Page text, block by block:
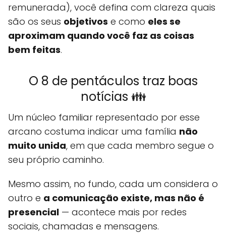
remunerada), você defina com clareza quais
são os seus objetivos e como eles se
aproximam quando você faz as coisas
bem feitas.
O 8 de pentáculos traz boas
notícias 👪
Um núcleo familiar representado por esse
arcano costuma indicar uma família não
muito unida, em que cada membro segue o
seu próprio caminho.
Mesmo assim, no fundo, cada um considera o
outro e a comunicação existe, mas não é
presencial — acontece mais por redes
sociais, chamadas e mensagens.